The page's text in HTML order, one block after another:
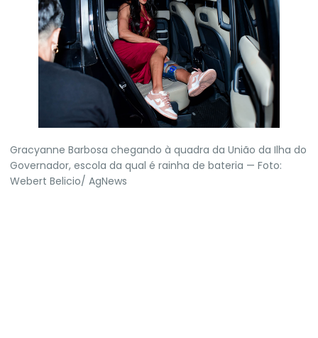
Gracyanne Barbosa chegando à quadra da União da Ilha do
Governador, escola da qual é rainha de bateria — Foto:
Webert Belicio/ AgNews